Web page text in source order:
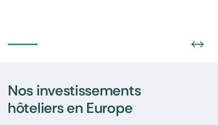
Nos investissements
hôteliers en Europe